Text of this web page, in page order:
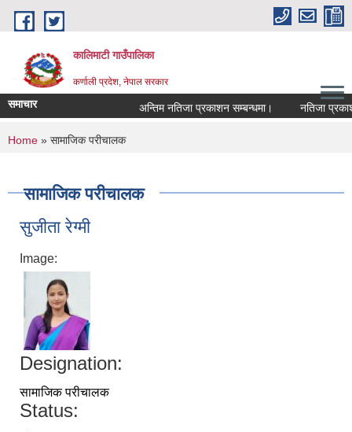
Skip to main content
कालिमाटी गाउँपालिका
कर्णाली प्रदेश, नेपाल सरकार
समाचार अन्तिम नतिजा प्रकाशन सम्बन्धमा। नतिजा
You are here
Home » सामाजिक परीचालक
सामाजिक परीचालक
सुजीता रेग्मी
Image:
Designation:
सामाजिक परीचालक
Status: